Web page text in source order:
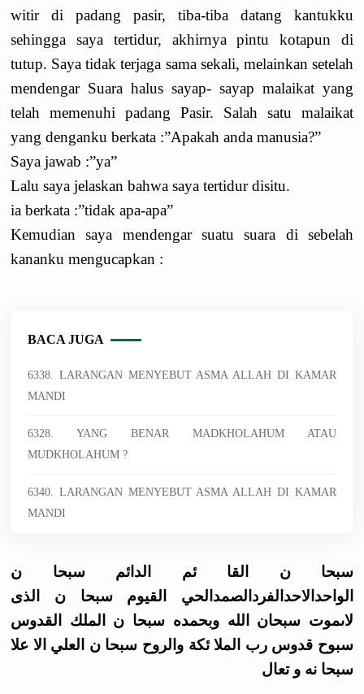
witir di padang pasir, tiba-tiba datang kantukku
sehingga saya tertidur, akhirnya pintu kotapun di
tutup. Saya tidak terjaga sama sekali, melainkan setelah
mendengar Suara halus sayap- sayap malaikat yang
telah memenuhi padang Pasir. Salah satu malaikat
yang denganku berkata :”Apakah anda manusia?”
Saya jawab :”ya”
Lalu saya jelaskan bahwa saya tertidur disitu.
ia berkata :”tidak apa-apa”
Kemudian saya mendengar suatu suara di sebelah
kananku mengucapkan :
BACA JUGA
6338. LARANGAN MENYEBUT ASMA ALLAH DI KAMAR
MANDI
6328. YANG BENAR MADKHOLAHUM ATAU
MUDKHOLAHUM ?
6340. LARANGAN MENYEBUT ASMA ALLAH DI KAMAR
MANDI
سبحا ن القا ئم الدائم سبحا ن
الواحدالاحدالفردالصمدالحي القيوم سبحا ن الذى
لاىموت سبحان الله وبحمده سبحا ن الملك القدوس
سبوح قدوس رب الملا ئكة والروح سبحا ن العلي الا علا
سبحا نه و تعال